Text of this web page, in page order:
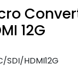
12G
SDI/HDMI12G